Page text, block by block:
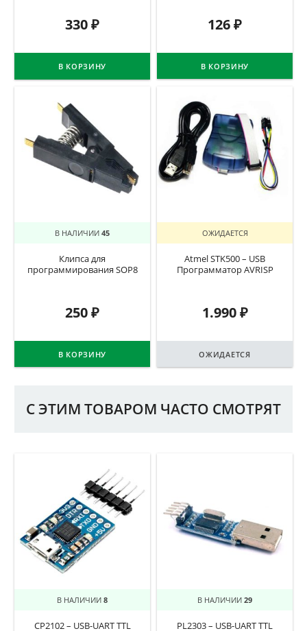
330₽
В КОРЗИНУ
126₽
В КОРЗИНУ
В НАЛИЧИИ 45
Клипса для
программирования SOP8
250₽
В КОРЗИНУ
ОЖИДАЕТСЯ
Atmel STK500 – USB
Программатор AVRISP
1.990₽
ОЖИДАЕТСЯ
С ЭТИМ ТОВАРОМ ЧАСТО СМОТРЯТ
В НАЛИЧИИ 8
CP2102 – USB-UART TTL
В НАЛИЧИИ 29
PL2303 – USB-UART TTL